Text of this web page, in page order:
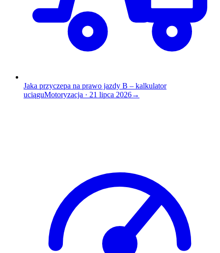
Jaka przyczepa na prawo jazdy B – kalkulator
uciąguMotoryzacja · 21 lipca 2026→